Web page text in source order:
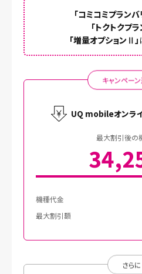
「コミコミプランバ
「トクトクプラ
「増量オプションⅡ」
キャンペー
UQ mobileオンラ
最大割引後の
機種代金
最大割引額
さらに